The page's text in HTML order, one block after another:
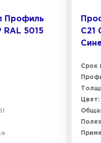
Профиль
RAL 5015
C21
Срок
Цвет: